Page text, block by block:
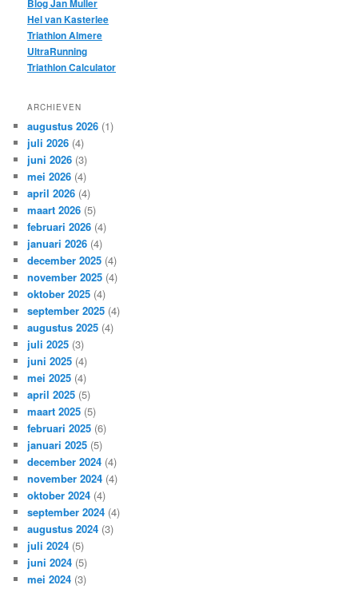
Blog Jan Muller
Hel van Kasterlee
Triathlon Almere
UltraRunning
Triathlon Calculator
ARCHIEVEN
augustus 2026 (1)
juli 2026 (4)
juni 2026 (3)
mei 2026 (4)
april 2026 (4)
maart 2026 (5)
februari 2026 (4)
januari 2026 (4)
december 2025 (4)
november 2025 (4)
oktober 2025 (4)
september 2025 (4)
augustus 2025 (4)
juli 2025 (3)
juni 2025 (4)
mei 2025 (4)
april 2025 (5)
maart 2025 (5)
februari 2025 (6)
januari 2025 (5)
december 2024 (4)
november 2024 (4)
oktober 2024 (4)
september 2024 (4)
augustus 2024 (3)
juli 2024 (5)
juni 2024 (5)
mei 2024 (3)